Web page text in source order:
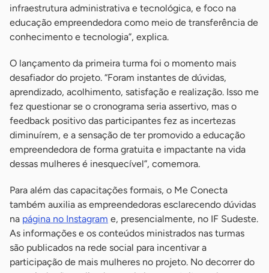
infraestrutura administrativa e tecnológica, e foco na
educação empreendedora como meio de transferência de
conhecimento e tecnologia”, explica.
O lançamento da primeira turma foi o momento mais
desafiador do projeto. “Foram instantes de dúvidas,
aprendizado, acolhimento, satisfação e realização. Isso me
fez questionar se o cronograma seria assertivo, mas o
feedback positivo das participantes fez as incertezas
diminuírem, e a sensação de ter promovido a educação
empreendedora de forma gratuita e impactante na vida
dessas mulheres é inesquecível”, comemora.
Para além das capacitações formais, o Me Conecta
também auxilia as empreendedoras esclarecendo dúvidas
na página no Instagram e, presencialmente, no IF Sudeste.
As informações e os conteúdos ministrados nas turmas
são publicados na rede social para incentivar a
participação de mais mulheres no projeto. No decorrer do